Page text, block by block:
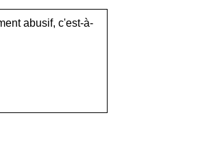
abusif, c'est-à-